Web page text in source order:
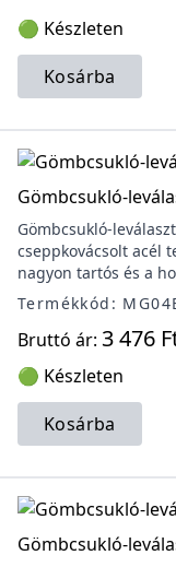
🟢 Készleten
Kosárba
Gömbcsukló-
Gömbcsukló-
cseppkovácsolt acél
nagyon tartós és a
Termékkód:
Bruttó ár: 3 476
🟢 Készleten
Kosárba
Gömbcsukló-